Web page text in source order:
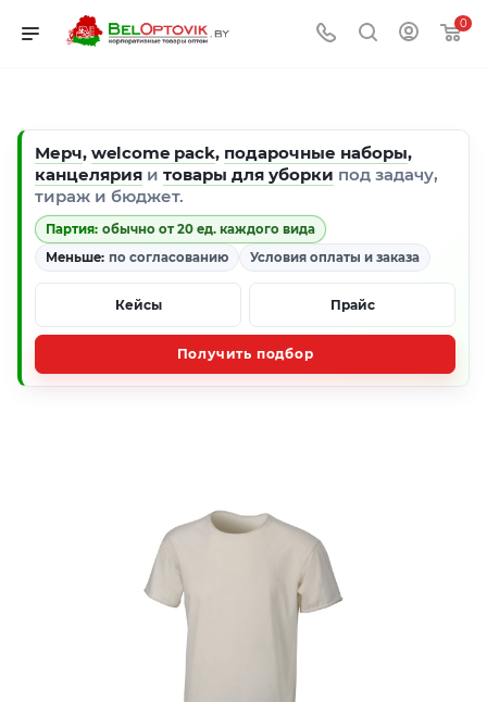
0
Мерч, welcome pack, подарочные наборы,
канцелярия и товары для уборки под задачу,
тираж и бюджет.
Партия: обычно от 20 ед. каждого вида
Меньше: по согласованию Условия оплаты и заказа
Кейсы Прайс
Получить подбор